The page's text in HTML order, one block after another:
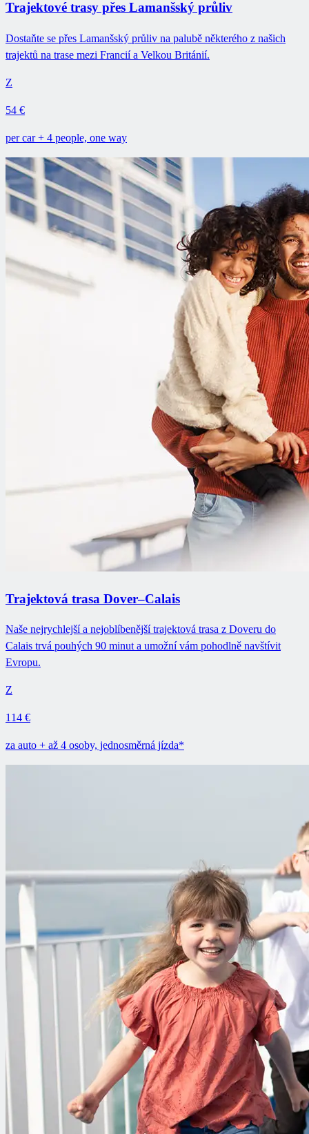
Trajektové trasy přes Lamanšský průliv
Dostaňte se přes Lamanšský průliv na palubě některého z našich
trajektů na trase mezi Francií a Velkou Británií.
Z
54 €
per car + 4 people, one way
Trajektová trasa Dover–Calais
Naše nejrychlejší a nejoblíbenější trajektová trasa z Doveru do
Calais trvá pouhých 90 minut a umožní vám pohodlně navštívit
Evropu.
Z
114 €
za auto + až 4 osoby, jednosměrná jízda*